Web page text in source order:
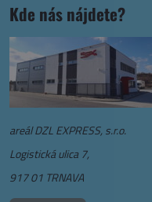
Kde nás nájdete?
areál DZL EXPRESS, s.r.o.
Logistická ulica 7,
917 01 TRNAVA